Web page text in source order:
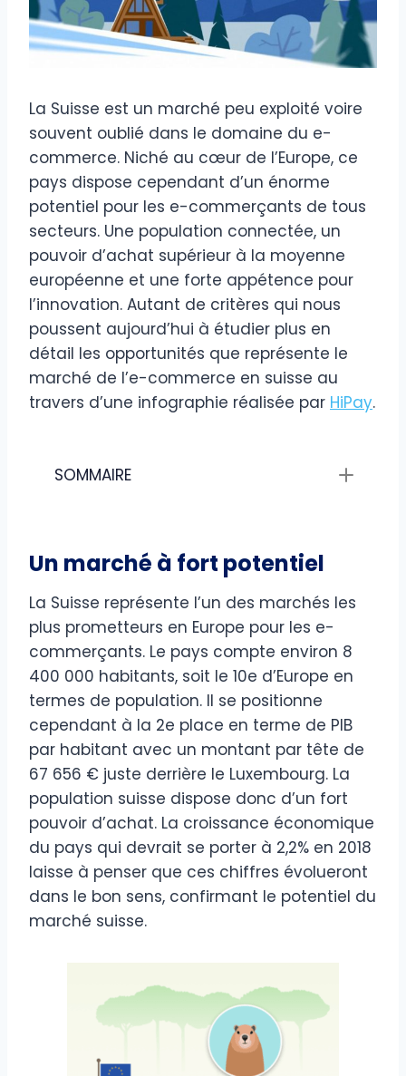
La Suisse est un marché peu exploité voire
souvent oublié dans le domaine du e-
commerce. Niché au cœur de l’Europe, ce
pays dispose cependant d’un énorme
potentiel pour les e-commerçants de tous
secteurs. Une population connectée, un
pouvoir d’achat supérieur à la moyenne
européenne et une forte appétence pour
l’innovation. Autant de critères qui nous
poussent aujourd’hui à étudier plus en
détail les opportunités que représente le
marché de l’e-commerce en suisse au
travers d’une infographie réalisée par HiPay.
SOMMAIRE
Un marché à fort potentiel
La Suisse représente l’un des marchés les
plus prometteurs en Europe pour les e-
commerçants. Le pays compte environ 8
400 000 habitants, soit le 10e d’Europe en
termes de population. Il se positionne
cependant à la 2e place en terme de PIB
par habitant avec un montant par tête de
67 656 € juste derrière le Luxembourg. La
population suisse dispose donc d’un fort
pouvoir d’achat. La croissance économique
du pays qui devrait se porter à 2,2% en 2018
laisse à penser que ces chiffres évolueront
dans le bon sens, confirmant le potentiel du
marché suisse.